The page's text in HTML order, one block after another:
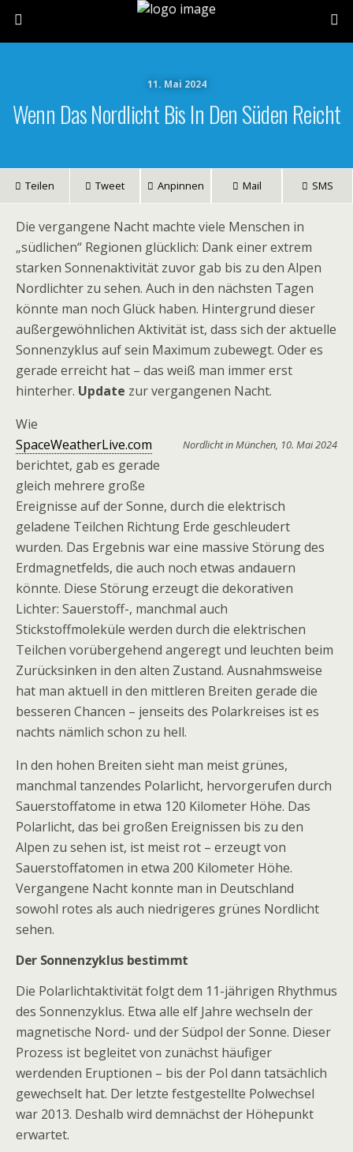
11. Mai 2024
Wenn Das Nordlicht Bis In Den Süden Reicht
Teilen Tweet Anpinnen Mail SMS
Die vergangene Nacht machte viele Menschen in
„südlichen“ Regionen glücklich: Dank einer extrem
starken Sonnenaktivität zuvor gab bis zu den Alpen
Nordlichter zu sehen. Auch in den nächsten Tagen
könnte man noch Glück haben. Hintergrund dieser
außergewöhnlichen Aktivität ist, dass sich der aktuelle
Sonnenzyklus auf sein Maximum zubewegt. Oder es
gerade erreicht hat – das weiß man immer erst
hinterher. Update zur vergangenen Nacht.
Nordlicht in München, 10. Mai 2024
Wie
SpaceWeatherLive.com
berichtet, gab es gerade
gleich mehrere große
Ereignisse auf der Sonne, durch die elektrisch
geladene Teilchen Richtung Erde geschleudert
wurden. Das Ergebnis war eine massive Störung des
Erdmagnetfelds, die auch noch etwas andauern
könnte. Diese Störung erzeugt die dekorativen
Lichter: Sauerstoff-, manchmal auch
Stickstoffmoleküle werden durch die elektrischen
Teilchen vorübergehend angeregt und leuchten beim
Zurücksinken in den alten Zustand. Ausnahmsweise
hat man aktuell in den mittleren Breiten gerade die
besseren Chancen – jenseits des Polarkreises ist es
nachts nämlich schon zu hell.
In den hohen Breiten sieht man meist grünes,
manchmal tanzendes Polarlicht, hervorgerufen durch
Sauerstoffatome in etwa 120 Kilometer Höhe. Das
Polarlicht, das bei großen Ereignissen bis zu den
Alpen zu sehen ist, ist meist rot – erzeugt von
Sauerstoffatomen in etwa 200 Kilometer Höhe.
Vergangene Nacht konnte man in Deutschland
sowohl rotes als auch niedrigeres grünes Nordlicht
sehen.
Der Sonnenzyklus bestimmt
Die Polarlichtaktivität folgt dem 11-jährigen Rhythmus
des Sonnenzyklus. Etwa alle elf Jahre wechseln der
magnetische Nord- und der Südpol der Sonne. Dieser
Prozess ist begleitet von zunächst häufiger
werdenden Eruptionen – bis der Pol dann tatsächlich
gewechselt hat. Der letzte festgestellte Polwechsel
war 2013. Deshalb wird demnächst der Höhepunkt
erwartet.